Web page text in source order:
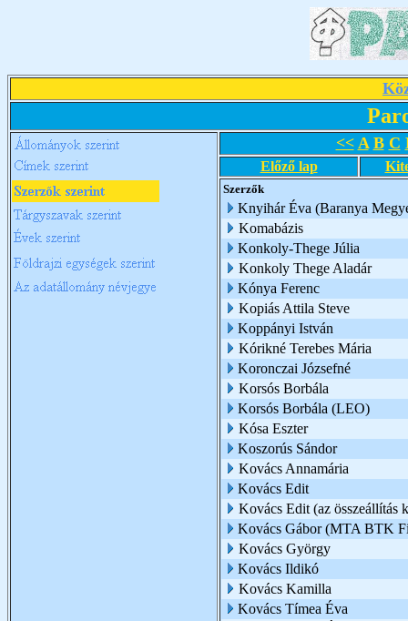
<< A B C
Előző lap
Szerzők
Knyihár Éva (Baranya
Komabázis
Konkoly-Thege Júlia
Konkoly Thege Aladár
Kónya Ferenc
Kopiás Attila Steve
Koppányi István
Kórikné Terebes Mária
Koronczai Józsefné
Korsós Borbála
Korsós Borbála (LEO)
Kósa Eszter
Koszorús Sándor
Kovács Annamária
Kovács Edit
Kovács Edit (az összeállítás
Kovács Gábor (MTA BTK
Kovács György
Kovács Ildikó
Kovács Kamilla
Kovács Tímea Éva